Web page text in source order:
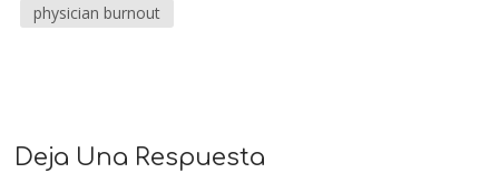
physician burnout
Deja Una Respuesta